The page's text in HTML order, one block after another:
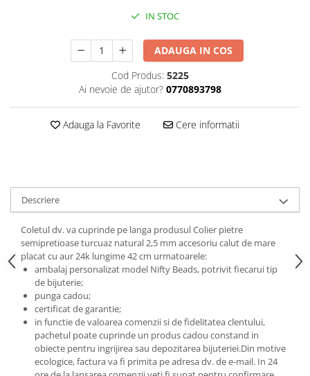
IN STOC
ADAUGA IN COS
Cod Produs: 5225
Ai nevoie de ajutor? 0770893798
Adauga la Favorite Cere informatii
Descriere
Coletul dv. va cuprinde pe langa produsul Colier pietre
semipretioase turcuaz natural 2,5 mm accesoriu calut de mare
placat cu aur 24k lungime 42 cm urmatoarele:
ambalaj personalizat model Nifty Beads, potrivit fiecarui tip
de bijuterie;
punga cadou;
certificat de garantie;
in functie de valoarea comenzii si de fidelitatea clentului,
pachetul poate cuprinde un produs cadou constand in
obiecte pentru ingrijirea sau depozitarea bijuteriei.Din motive
ecologice, factura va fi primita pe adresa dv. de e-mail. In 24